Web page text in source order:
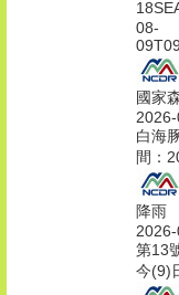
08-
國家
白海
間：
降雨
第13
今(9)